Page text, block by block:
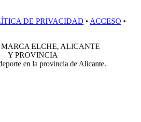
DE PRIVACIDAD • ACCESO •
en la provincia de Alicante.